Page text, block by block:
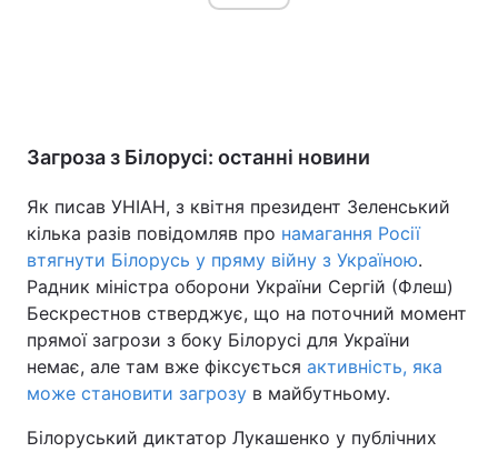
Загроза з Білорусі: останні новини
Як писав УНІАН, з квітня президент Зеленський
кілька разів повідомляв про намагання Росії
втягнути Білорусь у пряму війну з Україною.
Радник міністра оборони України Сергій (Флеш)
Бескрестнов стверджує, що на поточний момент
прямої загрози з боку Білорусі для України
немає, але там вже фіксується активність, яка
може становити загрозу в майбутньому.
Білоруський диктатор Лукашенко у публічних